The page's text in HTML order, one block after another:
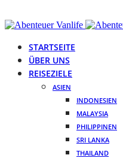
STARTSEITE
ÜBER UNS
REISEZIELE
ASIEN
INDONESIEN
MALAYSIA
PHILIPPINEN
SRI LANKA
THAILAND